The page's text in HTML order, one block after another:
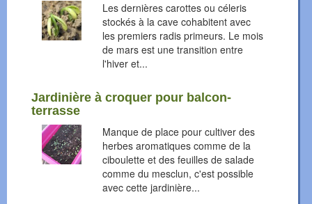
Les dernières carottes ou céleris
stockés à la cave cohabitent avec
les premiers radis primeurs. Le mois
de mars est une transition entre
l'hiver et...
Jardinière à croquer pour balcon-
terrasse
Manque de place pour cultiver des
herbes aromatiques comme de la
ciboulette et des feuilles de salade
comme du mesclun, c'est possible
avec cette jardinière...